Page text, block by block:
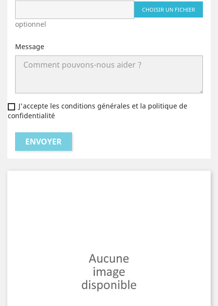
CHOISIR UN FICHIER
optionnel
Message
J'accepte les conditions générales et la politique de
confidentialité